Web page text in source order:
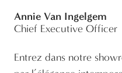
Annie Van Ingelgem
Chief Executive Officer
Entrez dans notre